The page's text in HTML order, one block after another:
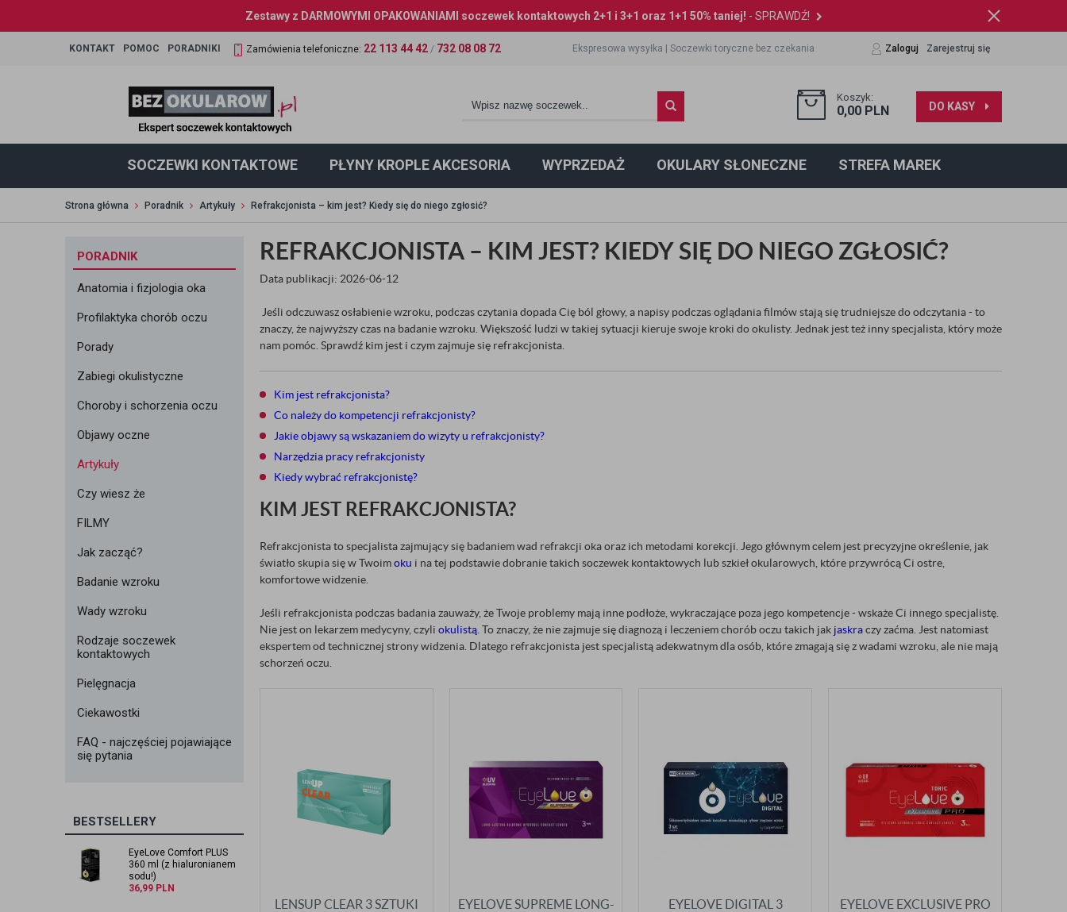
Zestawy z DARMOWYMI OPAKOWANIAMI soczewek kontaktowych 2+1 i 3+1 oraz 1+1 50% taniej! - SPRAWDŹ!
KONTAKT POMOC PORADNIKI Zamówienia telefoniczne: 22 113 44 42 / 732 08 08 72 Ekspresowa wysyłka |Soczewki toryczne bez czekania Zaloguj Zarejestruj się
Koszyk:
0,00 PLN DO KASY
SOCZEWKI KONTAKTOWE PŁYNY KROPLE AKCESORIA WYPRZEDAŻ OKULARY SŁONECZNE STREFA MAREK
Strona główna Poradnik Artykuły Refrakcjonista – kim jest? Kiedy się do niego zgłosić?
PORADNIK
Anatomia i fizjologia oka
Profilaktyka chorób oczu
Porady
Zabiegi okulistyczne
Choroby i schorzenia oczu
Objawy oczne
Artykuły
Czy wiesz że
FILMY
Jak zacząć?
Badanie wzroku
Wady wzroku
Rodzaje soczewek
kontaktowych
Pielęgnacja
Ciekawostki
FAQ - najczęściej pojawiające
się pytania
BESTSELLERY
EyeLove Comfort PLUS
360 ml (z hialuronianem
sodu!)
36,99 PLN
REFRAKCJONISTA – KIM JEST? KIEDY SIĘ DO NIEGO ZGŁOSIĆ?
Data publikacji: 2026-06-12
Jeśli odczuwasz osłabienie wzroku, podczas czytania dopada Cię ból głowy, a napisy podczas oglądania filmów stają się trudniejsze do odczytania - to
znaczy, że najwyższy czas na badanie wzroku. Większość ludzi w takiej sytuacji kieruje swoje kroki do okulisty. Jednak jest też inny specjalista, który może
nam pomóc. Sprawdź kim jest i czym zajmuje się refrakcjonista.
Kim jest refrakcjonista?
Co należy do kompetencji refrakcjonisty?
Jakie objawy są wskazaniem do wizyty u refrakcjonisty?
Narzędzia pracy refrakcjonisty
Kiedy wybrać refrakcjonistę?
KIM JEST REFRAKCJONISTA?
Refrakcjonista to specjalista zajmujący się badaniem wad refrakcji oka oraz ich metodami korekcji. Jego głównym celem jest precyzyjne określenie, jak
światło skupia się w Twoimoku i na tej podstawie dobranie takich soczewek kontaktowych lub szkieł okularowych, które przywrócą Ci ostre,
komfortowe widzenie.
Jeśli refrakcjonista podczas badania zauważy, że Twoje problemy mają inne podłoże, wykraczające poza jego kompetencje - wskaże Ci innego specjalistę.
Nie jest on lekarzem medycyny, czyli okulistą. To znaczy, że nie zajmuje się diagnozą i leczeniem chorób oczu takich jak jaskraczy zaćma. Jest natomiast
ekspertem od technicznej strony widzenia. Dlatego refrakcjonista jest specjalistą adekwatnym dla osób, które zmagają się z wadami wzroku, ale nie mają
schorzeń oczu.
LENSUP CLEAR 3 SZTUKI
EYELOVE SUPREME LONG-
EYELOVE DIGITAL 3
EYELOVE EXCLUSIVE PRO